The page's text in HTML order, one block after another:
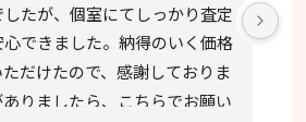
たが、個室にてしっかり査定
心できました。納得のいく価格
だけたので、感謝しておりま
りましたら、こちらでお願い